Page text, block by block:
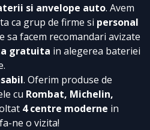
si anvelope auto. Avem
ca grup de firme si personal
sa facem recomandari avizate
gratuita in alegerea bateriei
. Oferim produse de
cu Rombat, Michelin,
4 centre moderne in
ne o vizita!